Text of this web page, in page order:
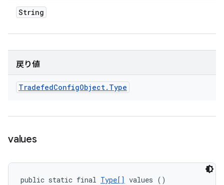
String
戻り値
TradefedConfigObject. Type
values
public static final Type[] values ()